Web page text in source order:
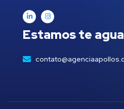
Estamos te